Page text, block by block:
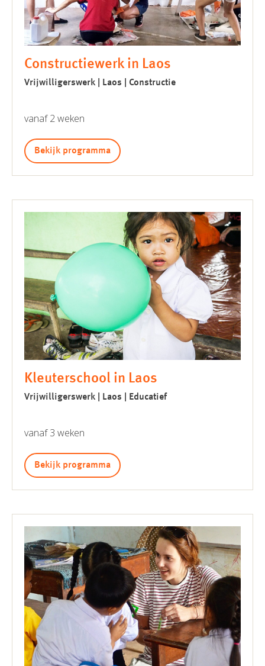
Constructiewerk in Laos
Vrijwilligerswerk | Laos | Constructie
vanaf 2 weken
Bekijk programma
Kleuterschool in Laos
Vrijwilligerswerk | Laos | Educatief
vanaf 3 weken
Bekijk programma